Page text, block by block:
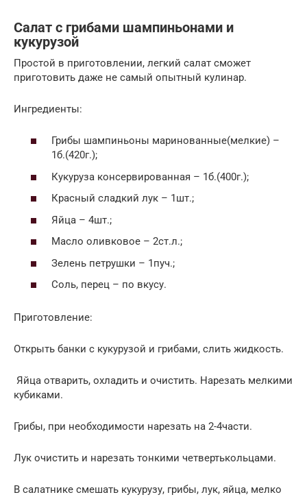
Салат с грибами шампиньонами и
кукурузой
Простой в приготовлении, легкий салат сможет
приготовить даже не самый опытный кулинар.
Ингредиенты:
Грибы шампиньоны маринованные(мелкие) –
1б.(420г.);
Кукуруза консервированная – 1б.(400г.);
Красный сладкий лук – 1шт.;
Яйца – 4шт.;
Масло оливковое – 2ст.л.;
Зелень петрушки – 1пуч.;
Соль, перец – по вкусу.
Приготовление:
Открыть банки с кукурузой и грибами, слить жидкость.
Яйца отварить, охладить и очистить. Нарезать мелкими
кубиками.
Грибы, при необходимости нарезать на 2-4части.
Лук очистить и нарезать тонкими четвертькольцами.
В салатнике смешать кукурузу, грибы, лук, яйца, мелко